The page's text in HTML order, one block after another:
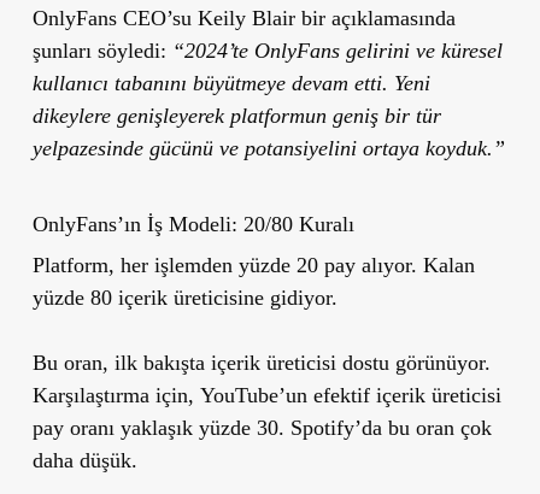
OnlyFans CEO’su Keily Blair bir açıklamasında
şunları söyledi: “2024’te OnlyFans gelirini ve küresel
kullanıcı tabanını büyütmeye devam etti. Yeni
dikeylere genişleyerek platformun geniş bir tür
yelpazesinde gücünü ve potansiyelini ortaya koyduk.”
OnlyFans’ın İş Modeli: 20/80 Kuralı
Platform, her işlemden yüzde 20 pay alıyor. Kalan
yüzde 80 içerik üreticisine gidiyor.
Bu oran, ilk bakışta içerik üreticisi dostu görünüyor.
Karşılaştırma için, YouTube’un efektif içerik üreticisi
pay oranı yaklaşık yüzde 30. Spotify’da bu oran çok
daha düşük.